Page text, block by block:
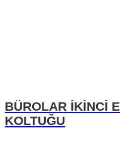
BÜROLAR İKİNCİ
KOLTUĞU